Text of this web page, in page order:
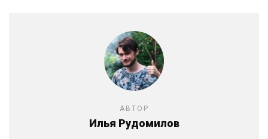
АВТОР
Илья Рудомилов